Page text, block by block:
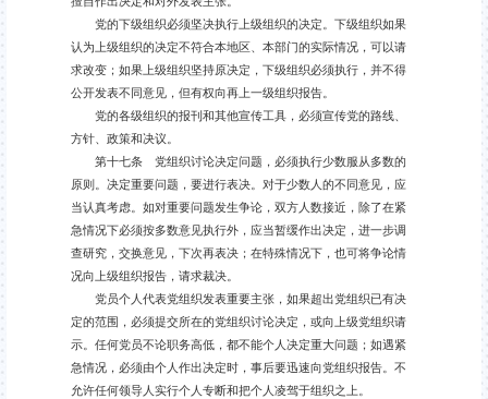
党的下级组织必须坚决执行上级组织的决定。下级组织如果
认为上级组织的决定不符合本地区、本部门的实际情况，可以请
求改变；如果上级组织坚持原决定，下级组织必须执行，并不得
公开发表不同意见，但有权向再上一级组织报告。
党的各级组织的报刊和其他宣传工具，必须宣传党的路线、
方针、政策和决议。
第十七条 党组织讨论决定问题，必须执行少数服从多数的
原则。决定重要问题，要进行表决。对于少数人的不同意见，应
当认真考虑。如对重要问题发生争论，双方人数接近，除了在紧
急情况下必须按多数意见执行外，应当暂缓作出决定，进一步调
查研究，交换意见，下次再表决；在特殊情况下，也可将争论情
况向上级组织报告，请求裁决。
党员个人代表党组织发表重要主张，如果超出党组织已有决
定的范围，必须提交所在的党组织讨论决定，或向上级党组织请
示。任何党员不论职务高低，都不能个人决定重大问题；如遇紧
急情况，必须由个人作出决定时，事后要迅速向党组织报告。不
允许任何领导人实行个人专断和把个人凌驾于组织之上。